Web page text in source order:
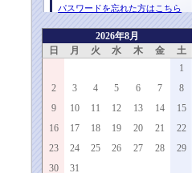
パスワードを忘れた方はこちら
2026年8月
日
月 火 水 木 金
土
1
2
3 4 5 6 7
8
9
10 11 12 13 14
15
16
17 18 19 20 21
22
23
24 25 26 27 28
29
30
31